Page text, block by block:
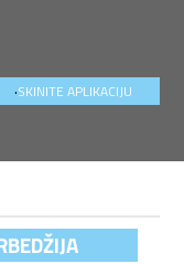
SKINITE APLIKACIJU
.